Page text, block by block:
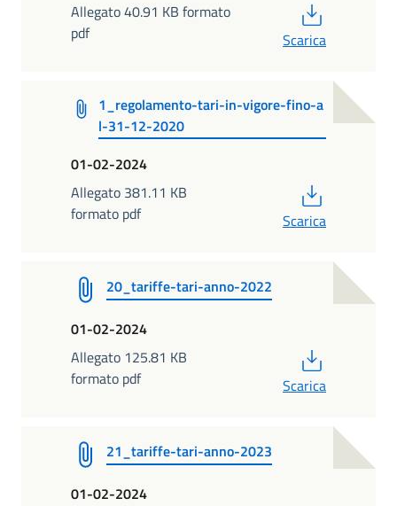
Allegato 40.91 KB formato
pdf
Scarica
1_regolamento-tari-in-vigore-fino-a
l-31-12-2020
01-02-2024
Allegato 381.11 KB
formato pdf
Scarica
20_tariffe-tari-anno-2022
01-02-2024
Allegato 125.81 KB
formato pdf
Scarica
21_tariffe-tari-anno-2023
01-02-2024